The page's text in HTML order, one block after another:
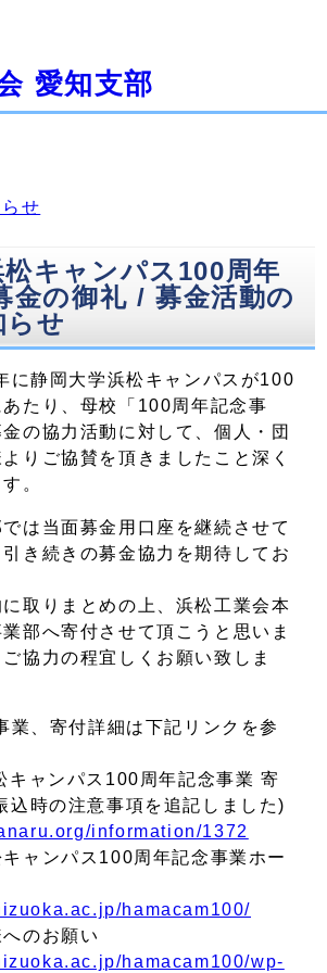
愛知支部
せ
キャンパス100周年
金の御礼 / 募金活動の
らせ
に静岡大学浜松キャンパスが100
たり、母校「100周年記念事
の協力活動に対して、個人・団
りご協賛を頂きましたこと深く
。
は当面募金用口座を継続させて
き続きの募金協力を期待してお
取りまとめの上、浜松工業会本
部へ寄付させて頂こうと思いま
協力の程宜しくお願い致しま
業、寄付詳細は下記リンクを参
キャンパス100周年記念事業 寄
込時の注意事項を追記しました)
information/1372
キャンパス100周年記念事業ホー
hamacam100/
へのお願い
hamacam100/wp-